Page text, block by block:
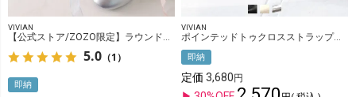
VIVIAN
【公式ストア/ZOZO限定】ラウンドトゥダブルベルトフラットシューズ
5.0 （1）
即納
VIVIAN
ポインテッドトゥクロスストラップスリングバックパンプス
即納
定価 3,680